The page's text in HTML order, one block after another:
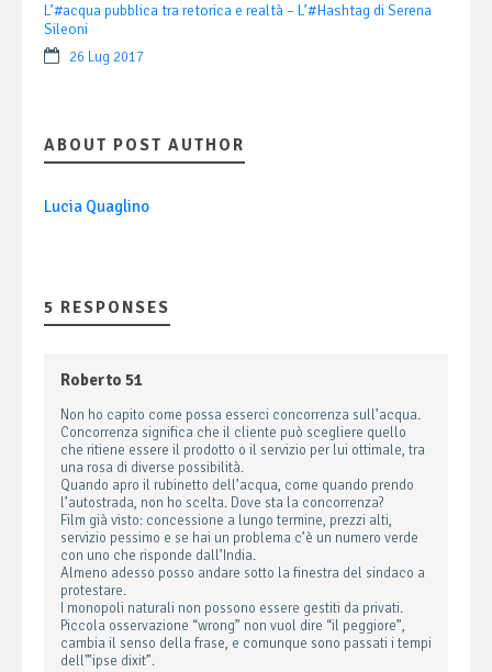
L’#acqua pubblica tra retorica e realtà – L’#Hashtag di Serena
Sileoni
26 Lug 2017
ABOUT POST AUTHOR
Lucia Quaglino
5 RESPONSES
Roberto 51
Non ho capito come possa esserci concorrenza sull’acqua.
Concorrenza significa che il cliente può scegliere quello
che ritiene essere il prodotto o il servizio per lui ottimale, tra
una rosa di diverse possibilità.
Quando apro il rubinetto dell’acqua, come quando prendo
l’autostrada, non ho scelta. Dove sta la concorrenza?
Film già visto: concessione a lungo termine, prezzi alti,
servizio pessimo e se hai un problema c’è un numero verde
con uno che risponde dall’India.
Almeno adesso posso andare sotto la finestra del sindaco a
protestare.
I monopoli naturali non possono essere gestiti da privati.
Piccola osservazione “wrong” non vuol dire “il peggiore”,
cambia il senso della frase, e comunque sono passati i tempi
dell'”ipse dixit”.